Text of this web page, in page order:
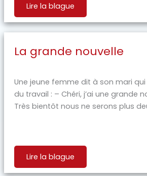
Lire la blague
La grande nouvelle
Une jeune femme dit à son mari
du travail : – Chéri, j’ai une grande
Très bientôt nous ne serons plus
Lire la blague